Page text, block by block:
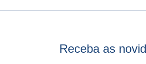
Receba as